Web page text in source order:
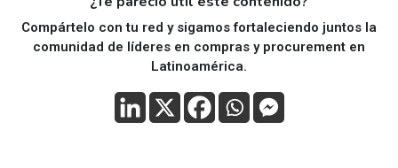
Compártelo con tu red y sigamos fortaleciendo juntos la
comunidad de líderes en compras y procurement en
Latinoamérica.